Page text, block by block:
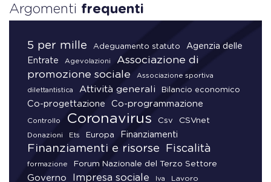
Argomenti frequenti
5 per mille Adeguamento statuto
Agenzia delle
Entrate
Agevolazioni
Associazione di
promozione sociale
Associazione sportiva
dilettantistica Attività generali Bilancio economico
Co-progettazione Co-programmazione
Controllo Coronavirus Csv CSVnet
Donazioni Ets Europa Finanziamenti
Finanziamenti e risorse Fiscalità
formazione Forum Nazionale del Terzo Settore
Governo Impresa sociale Iva Lavoro